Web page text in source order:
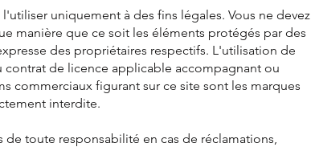
uniquement à des fins légales. Vous ne devez
manière que ce soit les éléments protégés par des
des propriétaires respectifs. L'utilisation de
de licence applicable accompagnant ou
commerciaux figurant sur ce site sont les marques
interdite.
toute responsabilité en cas de réclamations,